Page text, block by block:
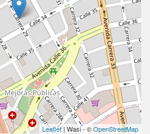
Leaflet | Wasi - ©OpenStreetMap